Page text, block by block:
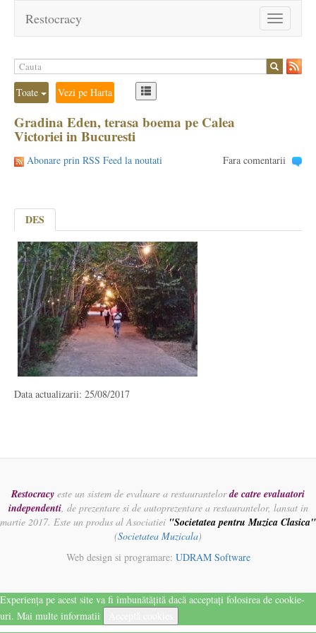
Toggle
navigation
Restocracy
Toate Vezi pe Harta
Gradina Eden, terasa boema pe Calea
Victoriei in Bucuresti
Abonare prin RSS Feed la noutati Fara comentarii
DES
Data actualizarii: 25/08/2017
Restocracy este un sistem de evaluare a restaurantelorde catre evaluatori
independenti, de prezentare si de autoprezentare a restaurantelor, lansat in
martie 2017. Este un produs al Asociatiei "Societatea pentru Muzica Clasica"
(Societatea Muzicala)
Web design si programare: UDRAM Software
Experiența pe acest site va fi îmbunătățită dacă acceptați folosirea de cookie-
uri. Mai multe informatii